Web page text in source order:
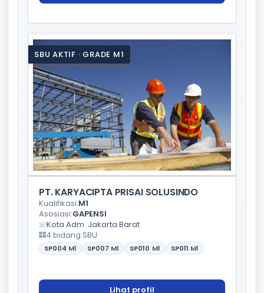
SBU AKTIF · GRADE M1
PT. KARYACIPTA PRISAI SOLUSINDO
Kualifikasi:M1
Asosiasi:GAPENSI
Kota Adm. Jakarta Barat
4 bidang SBU
SP004 M1 SP007 M1 SP010 M1 SP011 M1
Lihat profil